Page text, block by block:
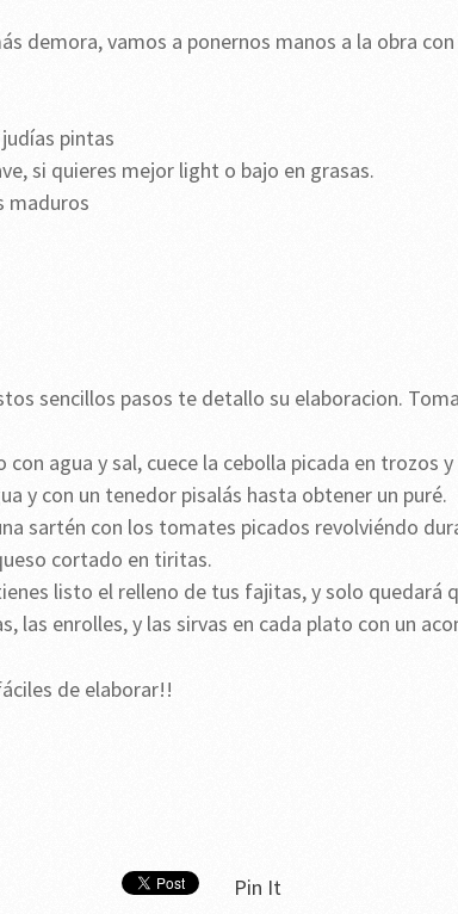
demora, vamos a ponernos manos a la obra
pintas
si quieres mejor light o bajo en grasas.
maduros
sencillos pasos te detallo su elaboracion.
con agua y sal, cuece la cebolla picada en trozos
y con un tenedor pisalás hasta obtener un puré.
sartén con los tomates picados revolviéndo
cortado en tiritas.
listo el relleno de tus fajitas, y solo quedará
las enrolles, y las sirvas en cada plato con un
de elaborar!!
Pin It